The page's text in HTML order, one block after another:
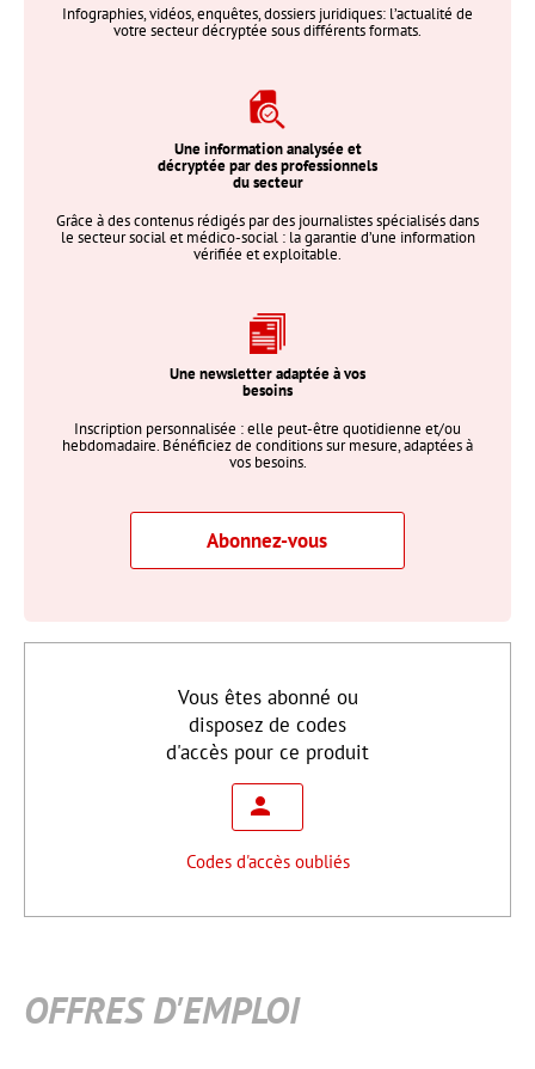
Infographies, vidéos, enquêtes, dossiers juridiques: l’actualité de
votre secteur décryptée sous différents formats.
Une information analysée et
décryptée par des professionnels
du secteur
Grâce à des contenus rédigés par des journalistes spécialisés dans
le secteur social et médico-social : la garantie d’une information
vérifiée et exploitable.
Une newsletter adaptée à vos
besoins
Inscription personnalisée : elle peut-être quotidienne et/ou
hebdomadaire. Bénéficiez de conditions sur mesure, adaptées à
vos besoins.
Abonnez-vous
Vous êtes abonné ou
disposez de codes
d'accès pour ce produit
Codes d'accès oubliés
OFFRES D'EMPLOI